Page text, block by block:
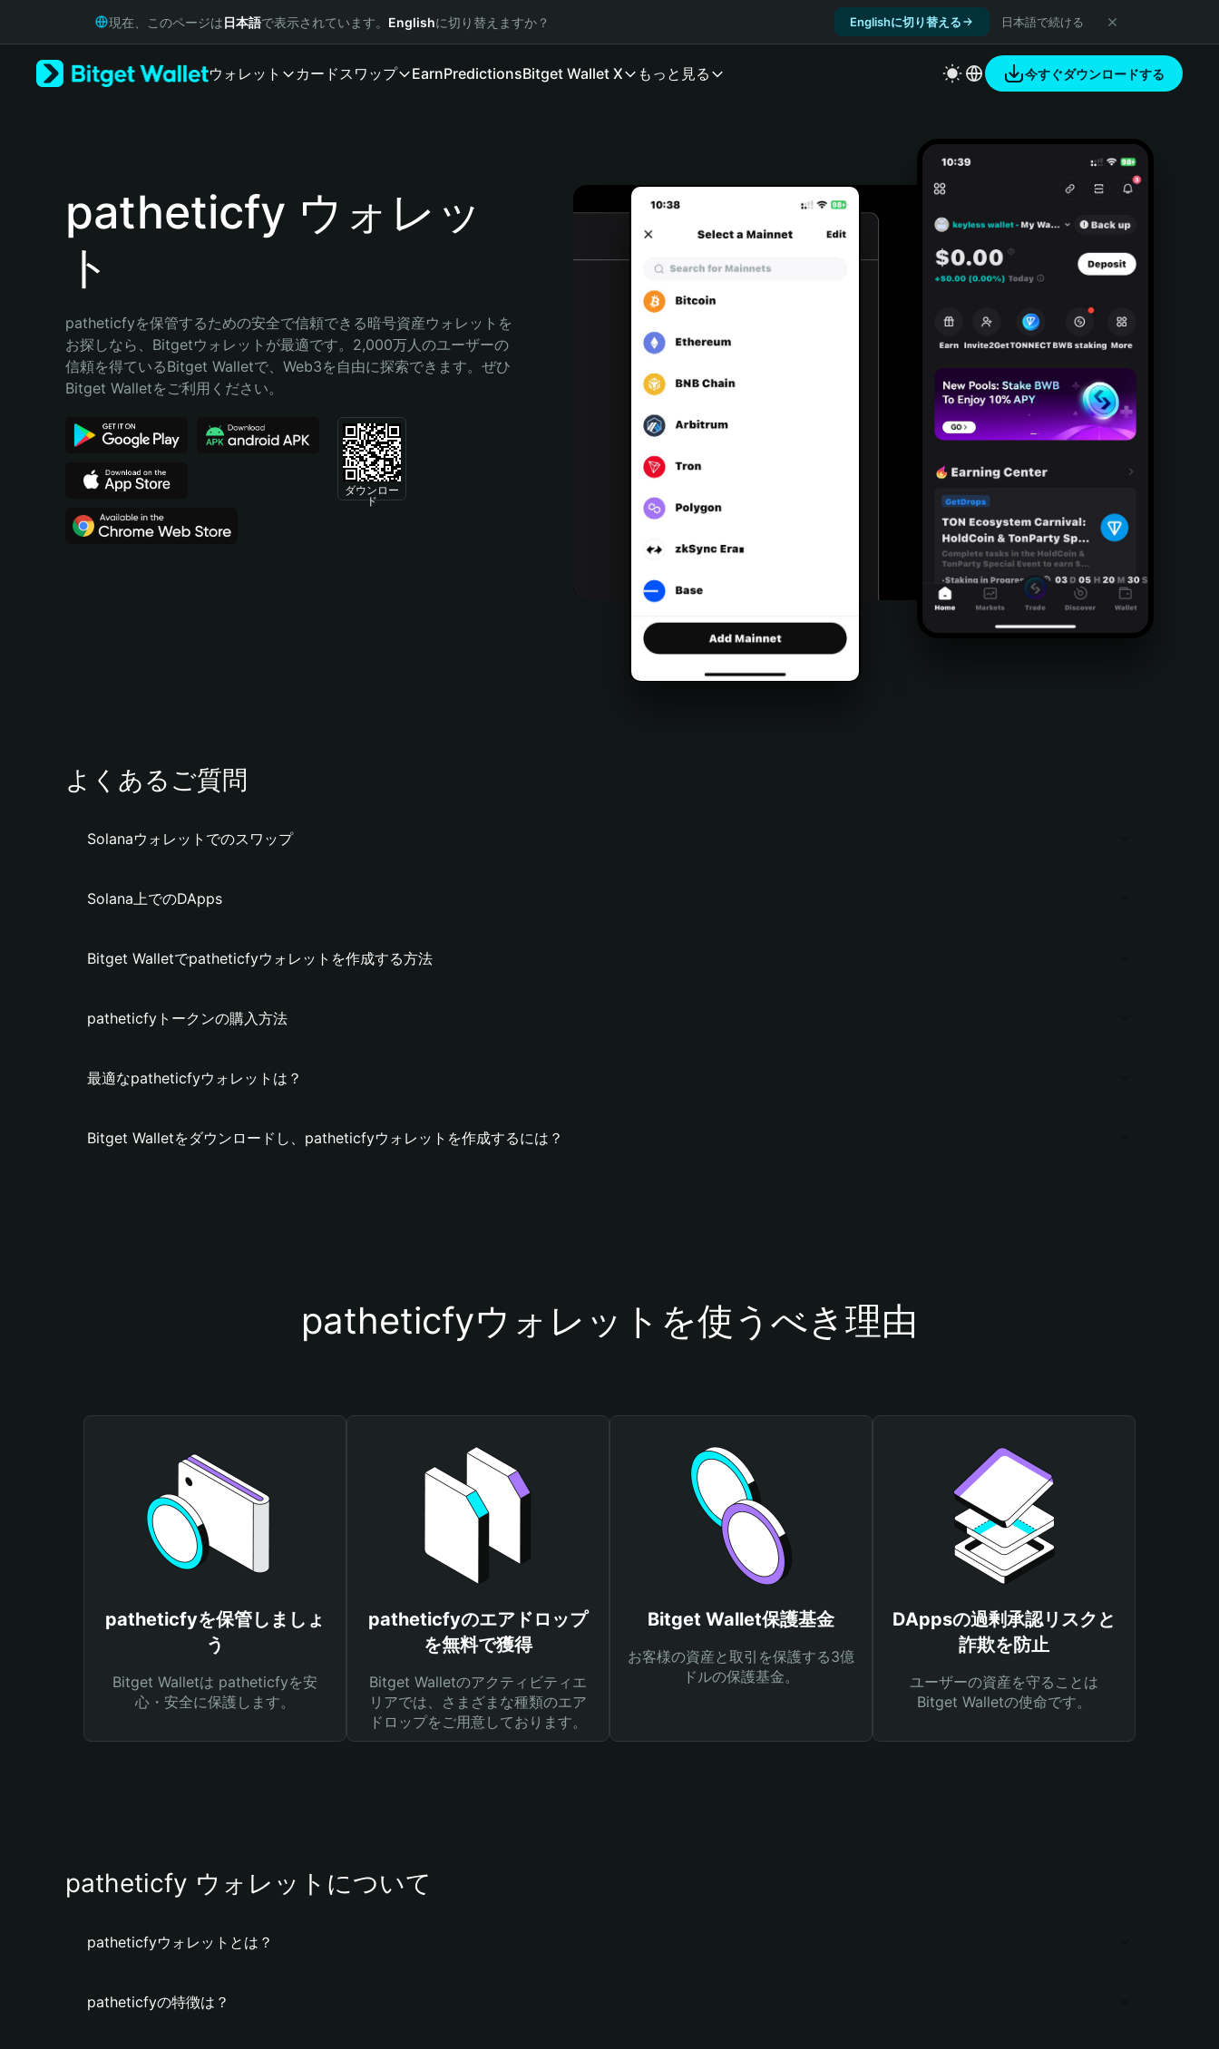
Русский
Português (Portugal)
Bahasa Indonesia
Português (Brasil)
Español (Argentina)
現在、このページは日本語で表示されています。 Englishに切り替えますか？ Englishに切り替える 日本語で続ける
ウォレット カードスワップ EarnPredictionsBitget Wallet X もっと見る 今すぐダウンロードする
patheticfy ウォレッ
ト
patheticfyを保管するための安全で信頼できる暗号資産ウォレットを
お探しなら、Bitgetウォレットが最適です。2,000万人のユーザーの
信頼を得ているBitget Walletで、Web3を自由に探索できます。ぜひ
Bitget Walletをご利用ください。
ダウンロー
ド
よくあるご質問
Solanaウォレットでのスワップ
Solana上でのDApps
Bitget Walletでpatheticfyウォレットを作成する方法
patheticfyトークンの購入方法
最適なpatheticfyウォレットは？
Bitget Walletをダウンロードし、patheticfyウォレットを作成するには？
patheticfyウォレットを使うべき理由
patheticfyを保管しましょ
う
Bitget Walletは patheticfyを安
心・安全に保護します。
patheticfyのエアドロップ
を無料で獲得
Bitget Walletのアクティビティエ
リアでは、さまざまな種類のエア
ドロップをご用意しております。
Bitget Wallet保護基金
お客様の資産と取引を保護する3億
ドルの保護基金。
DAppsの過剰承認リスクと
詐欺を防止
ユーザーの資産を守ることは
Bitget Walletの使命です。
patheticfy ウォレットについて
patheticfyウォレットとは？
patheticfyの特徴は？